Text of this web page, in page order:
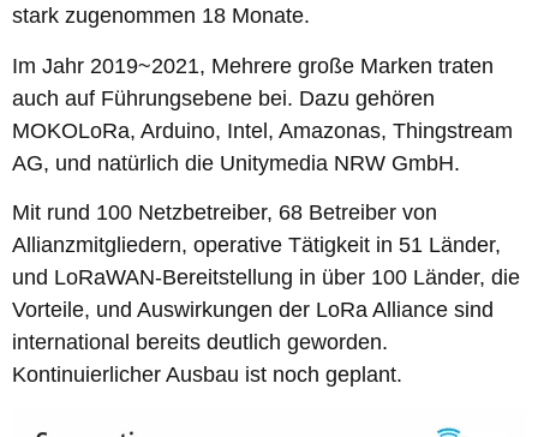
stark zugenommen 18 Monate.
Im Jahr 2019~2021, Mehrere große Marken traten
auch auf Führungsebene bei. Dazu gehören
MOKOLoRa, Arduino, Intel, Amazonas, Thingstream
AG, und natürlich die Unitymedia NRW GmbH.
Mit rund 100 Netzbetreiber, 68 Betreiber von
Allianzmitgliedern, operative Tätigkeit in 51 Länder,
und LoRaWAN-Bereitstellung in über 100 Länder, die
Vorteile, und Auswirkungen der LoRa Alliance sind
international bereits deutlich geworden.
Kontinuierlicher Ausbau ist noch geplant.